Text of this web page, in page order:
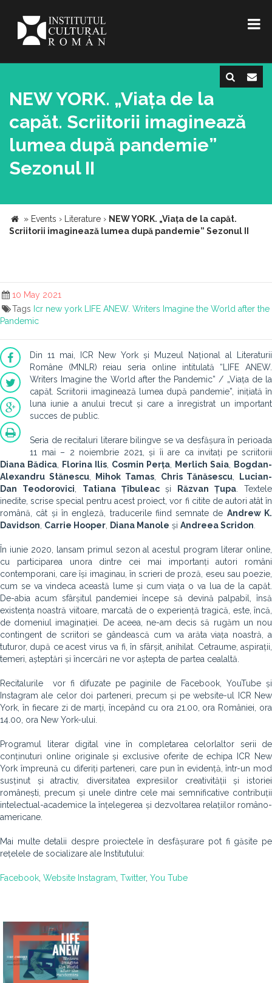
NEW YORK. „Viața de la
capăt. Scriitorii imaginează
lumea după pandemie”
Sezonul II
» Events › Literature › NEW YORK. „Viața de la capăt.
Scriitorii imaginează lumea după pandemie” Sezonul II
10 May 2021
Tags Icr new york
LIFE ANEW. Writers Imagine the World after the
Pandemic
Din 11 mai, ICR New York și Muzeul Național al Literaturii
Române (MNLR) reiau seria online intitulată “LIFE ANEW.
Writers Imagine the World after the Pandemic” / „Viața de la
capăt. Scriitorii imaginează lumea după pandemie”, inițiată în
luna iunie a anului trecut și care a înregistrat un important
succes de public.
Seria de recitaluri literare bilingve se va desfășura în perioada
11 mai – 2 noiembrie 2021, și îi are ca invitați pe scriitorii
Diana Bădica
Florina Ilis Cosmin Perța Merlich Saia
Bogdan-
Alexandru Stănescu, Mihok Tamas Chris Tănăsescu
Lucian-
Dan Teodorovici
Tatiana Țîbuleacși Răzvan Țupa . Textele
inedite, scrise special pentru acest proiect, vor fi citite de autori atât în
română, cât și în engleză, traducerile fiind semnate de Andrew K.
Davidson Carrie Hooper Diana Manole și Andreea Scridon
În iunie 2020, lansam primul sezon al acestul program literar online,
cu participarea unora dintre cei mai importanți autori români
contemporani, care își imaginau, în scrieri de proză, eseu sau poezie,
cum se va vindeca această lume și cum viața o va lua de la capăt.
De-abia acum sfârșitul pandemiei începe să devină palpabil, însă
existența noastră viitoare, marcată de o experiență tragică, este, încă,
de domeniul imaginației. De aceea, ne-am decis să rugăm un nou
contingent de scriitori se gândească cum va arăta viața noastră, a
tuturor, după ce acest virus va fi, în sfârșit, anihilat. Cetraume, aspirații,
temeri, așteptări și încercări ne vor aștepta de partea cealaltă.
Recitalurile vor fi difuzate pe paginile de Facebook, YouTube și
Instagram ale celor doi parteneri, precum și pe website-ul ICR New
York, în fiecare zi de marți, începând cu ora 21.00, ora României, ora
14.00, ora New York-ului.
Programul literar digital vine în completarea celorlaltor serii de
conținuturi online originale și exclusive oferite de echipa ICR New
York împreună cu diferiți parteneri, care pun în evidență, într-un mod
susținut și atractiv, diversitatea expresiilor creativității și istoriei
românești, precum și unele dintre cele mai semnificative contribuții
intelectual-academice la înțelegerea și dezvoltarea relațiilor româno-
americane.
Mai multe detalii despre proiectele în desfășurare pot fi găsite pe
rețelele de socializare ale Institutului:
Facebook Website Instagram Twitter, You Tube